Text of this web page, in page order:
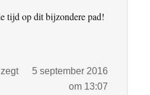
tijd op dit bijzondere pad!
zegt
5 september 2016
om 13:07